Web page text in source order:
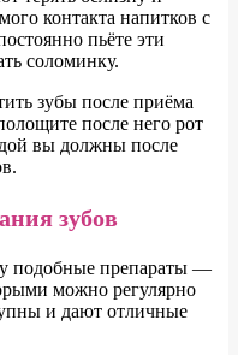
контакта напитков с
пьёте эти
соломинку.
зубы после приёма
после него рот
вы должны после
зубов
подобные препараты —
можно регулярно
и дают отличные